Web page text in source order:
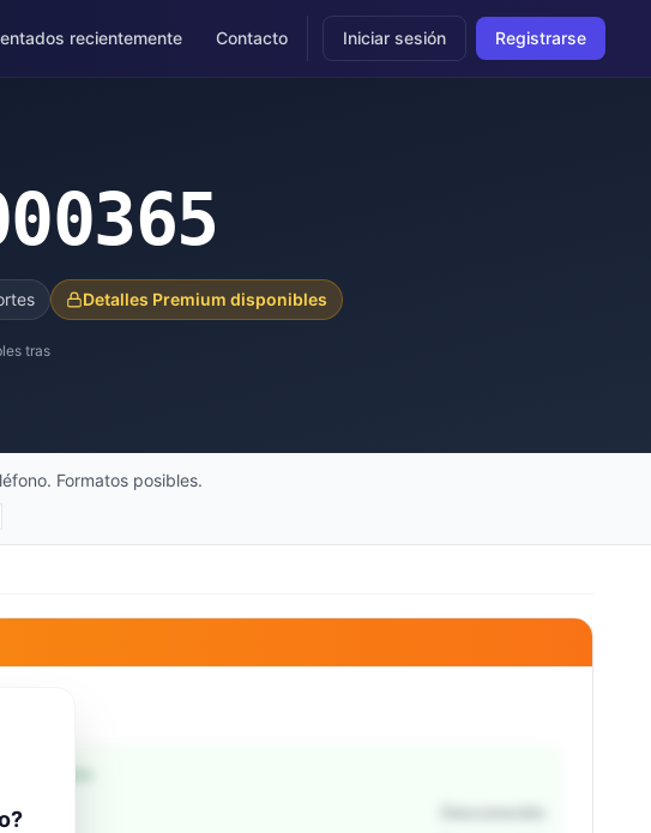
recientemente Contacto Iniciar sesión Registrarse
Detalles Premium disponibles
tras
Formatos posibles.